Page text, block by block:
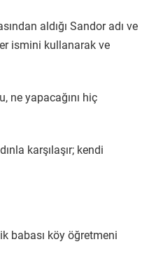
aldığı Sandor adı ve
ismini kullanarak ve
ne yapacağını hiç
karşılaşır; kendi
babası köy öğretmeni